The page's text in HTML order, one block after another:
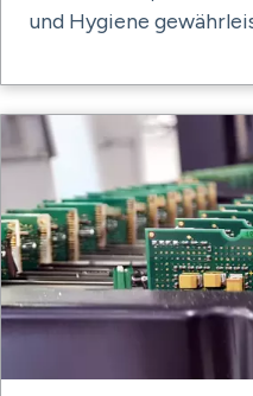
und Hygiene